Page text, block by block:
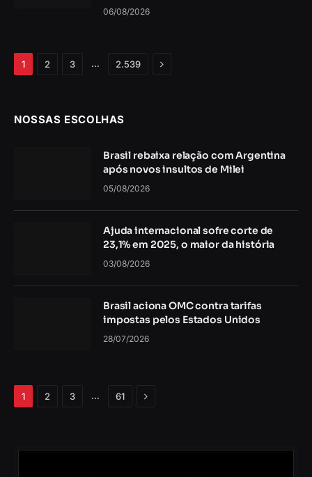
06/08/2026
1 2 3 … 2.539 Próximo
NOSSAS ESCOLHAS
Brasil rebaixa relação com Argentina
após novos insultos de Milei
05/08/2026
Ajuda internacional sofre corte de
23,1% em 2025, o maior da história
03/08/2026
Brasil aciona OMC contra tarifas
impostas pelos Estados Unidos
28/07/2026
1 2 3 … 61 Próximo